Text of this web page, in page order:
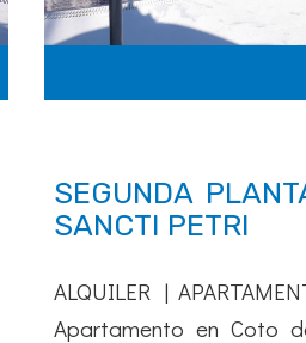
SEGUNDA
SANCTI PETRI
ALQUILER |
Apartamento en Coto